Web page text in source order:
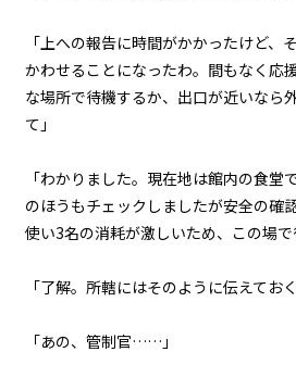
第１話
『Serial
＜９＞
＜１０＞
第１話
『Serial
「上への報告に時間がかかったけど、
かわせることになったわ。間もなく応
な場所で待機するか、出口が近いなら
て」
「わかりました。現在地は館内の食堂
のほうもチェックしましたが安全の確
使い3名の消耗が激しいため、この場で
「了解。所轄にはそのように伝えておく
「あの、管制官……」